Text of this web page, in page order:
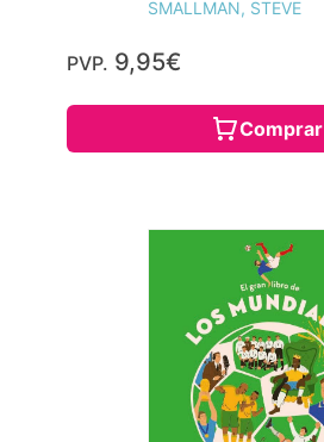
SMALLMAN, STEVE
PVP. 9,95€
Comprar